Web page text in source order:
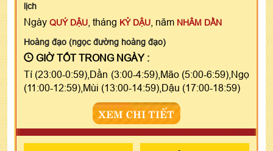
lịch
Ngày QUÝ DẬU , tháng KỶ DẬU , năm NHÂM DẦN
Hoàng đạo (ngọc đường hoàng đạo)
GIỜ TỐT TRONG NGÀY :
Tí (23:00-0:59),Dần (3:00-4:59),Mão (5:00-6:59),Ngọ
(11:00-12:59),Mùi (13:00-14:59),Dậu (17:00-18:59)
XEM CHI TIẾT